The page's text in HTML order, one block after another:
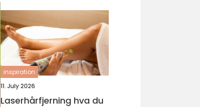
inspiration
11. July 2026
Laserhårfjerning hva du